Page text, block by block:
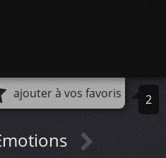
ajouter à vos favoris 2